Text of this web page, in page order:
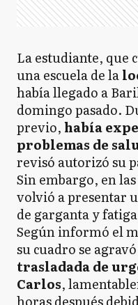
La estudiante, que
una escuela de la
había llegado a
domingo pasado.
previo, había
problemas de
revisó autorizó su
Sin embargo, en
volvió a presentar
de garganta y
Según informó el
su cuadro se
trasladada de
Carlos,
horas después